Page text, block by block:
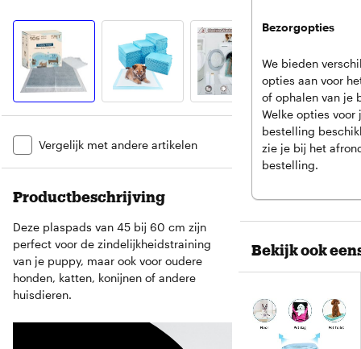
Artikel vergelijken
Vergelijk met andere artikelen
Productbeschrijving
Deze plaspads van 45 bij 60 cm zijn
perfect voor de zindelijkheidstraining
van je puppy, maar ook voor oudere
honden, katten, konijnen of andere
huisdieren.
Bezorgopties
We bieden
opties aan voor
of ophalen van je
Welke opties voor
bestelling
zie je bij het
bestelling.
30 dagen
Dag en nacht
Bezorgopties
Doordeweeks
Ookzondag in
23:00)
Bekijk ook